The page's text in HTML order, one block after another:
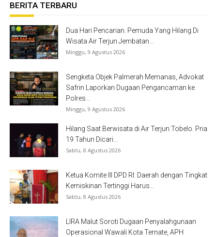
BERITA TERBARU
Dua Hari Pencarian. Pemuda Yang Hilang Di
Wisata Air Terjun Jembatan...
Minggu, 9 Agustus 2026
Sengketa Objek Palmerah Memanas, Advokat
Safrin Laporkan Dugaan Pengancaman ke
Polres...
Minggu, 9 Agustus 2026
Hilang Saat Berwisata di Air Terjun Tobelo. Pria
19 Tahun Dicari...
Sabtu, 8 Agustus 2026
Ketua Komite III DPD RI: Daerah dengan Tingkat
Kemiskinan Tertinggi Harus...
Sabtu, 8 Agustus 2026
LIRA Malut Soroti Dugaan Penyalahgunaan
Operasional Wawali Kota Ternate, APH